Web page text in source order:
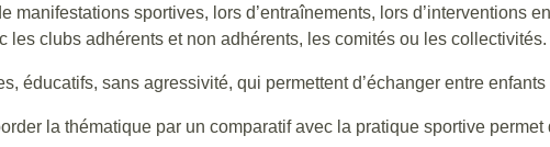
manifestations sportives, lors d’entraînements, lors d’interventions
clubs adhérents et non adhérents, les comités ou les collectivités.
éducatifs, sans agressivité, qui permettent d’échanger entre
la thématique par un comparatif avec la pratique sportive permet